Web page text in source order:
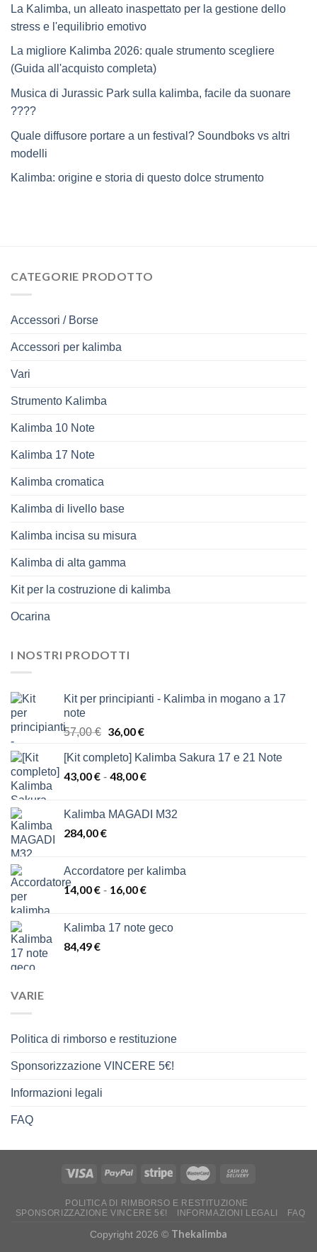
La Kalimba, un alleato inaspettato per la gestione dello
stress e l'equilibrio emotivo
La migliore Kalimba 2026: quale strumento scegliere
(Guida all'acquisto completa)
Musica di Jurassic Park sulla kalimba, facile da suonare
????
Quale diffusore portare a un festival? Soundboks vs altri
modelli
Kalimba: origine e storia di questo dolce strumento
CATEGORIE PRODOTTO
Accessori / Borse
Accessori per kalimba
Vari
Strumento Kalimba
Kalimba 10 Note
Kalimba 17 Note
Kalimba cromatica
Kalimba di livello base
Kalimba incisa su misura
Kalimba di alta gamma
Kit per la costruzione di kalimba
Ocarina
I NOSTRI PRODOTTI
Kit per principianti - Kalimba in mogano a 17
note
57,00€ Il
originale
era:
36,00€Il
attuale
è:
[Kit completo] Kalimba Sakura 17 e 21 Note
43,00€ - 48,00€Fascia
da
48,00 €
Kalimba MAGADI M32
284,00€
Accordatore per kalimba
14,00€ - 16,00€Fascia
da
Kalimba 17 note geco
84,49€
VARIE
Politica di rimborso e restituzione
Sponsorizzazione VINCERE 5€!
Informazioni legali
FAQ
POLITICA DI RIMBORSO E RESTITUZIONE
SPONSORIZZAZIONE VINCERE 5€!
INFORMAZIONI LEGALI FAQ
Copyright 2026 © Thekalimba